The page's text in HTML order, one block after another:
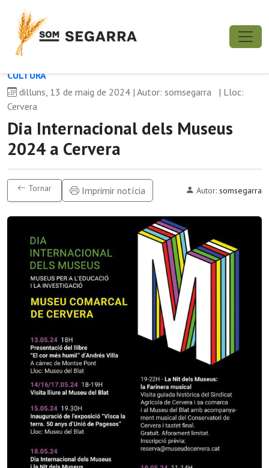
CULTURA
dilluns, 13 de maig de 2024 | Autor: somsegarra
| Lloc:
Cervera
Dia Internacional dels Museus
2024 a Cervera
Tornar Imprimir notícia Autor: somsegarra